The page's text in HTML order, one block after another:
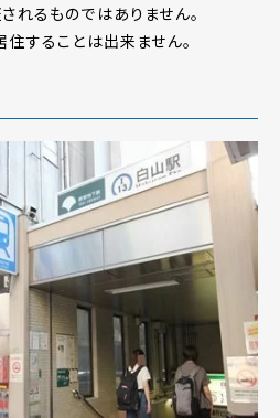
れるものではありません。
することは出来ません。